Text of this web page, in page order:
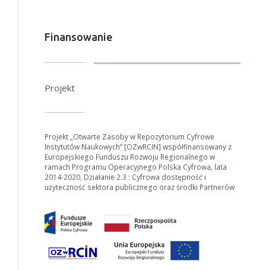
Finansowanie
Projekt
Projekt „Otwarte Zasoby w Repozytorium Cyfrowe
Instytutów Naukowych” [OZwRCIN] współfinansowany z
Europejskiego Funduszu Rozwoju Regionalnego w
ramach Programu Operacyjnego Polska Cyfrowa, lata
2014-2020, Działanie 2.3 : Cyfrowa dostępność i
użyteczność sektora publicznego oraz środki Partnerów